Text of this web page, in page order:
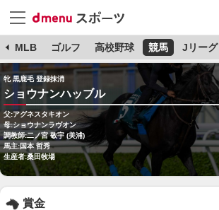
MLB ゴルフ 高校野球 競馬 Jリーグ
牝 黒鹿毛 登録抹消
ショウナンハッブル
父:アグネスタキオン
母:ショウナンラヴオン
調教師:二ノ宮 敬宇 (美浦)
馬主:国本 哲秀
生産者:桑田牧場
賞金